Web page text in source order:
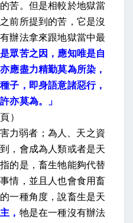
苦。但是相較於地獄當
前所提到的苦，它是沒
辦法拿來跟地獄當中最
眾苦之因，應知唯是自
應盡力精勤莫為所染，
子，即身語意諸惡行，
亦莫為。」
頁）
力弱者；為人、天之資
，會成為人類或者是天
的是，畜生牠能夠代替
情，並且人也會食用畜
一種角度，說畜生是天
， 牠是在一種沒有辦法